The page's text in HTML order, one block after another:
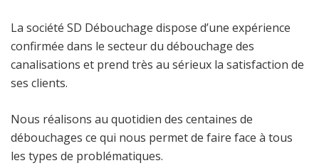
La société SD Débouchage dispose d’une expérience
confirmée dans le secteur du débouchage des
canalisations et prend très au sérieux la satisfaction de
ses clients.
Nous réalisons au quotidien des centaines de
débouchages ce qui nous permet de faire face à tous
les types de problématiques.